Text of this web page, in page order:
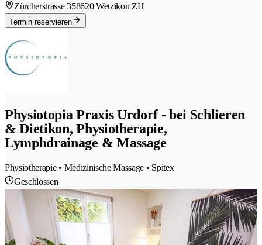
Zürcherstrasse 358620 Wetzikon ZH
Termin reservieren
Physiotopia Praxis Urdorf - bei Schlieren
& Dietikon, Physiotherapie,
Lymphdrainage & Massage
Physiotherapie • Medizinische Massage • Spitex
Geschlossen